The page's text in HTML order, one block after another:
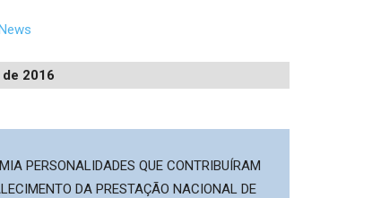
2016
PERSONALIDADES QUE CONTRIBUÍRAM
DA PRESTAÇÃO NACIONAL DE